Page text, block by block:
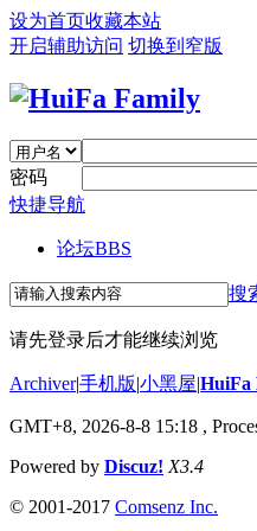
设为首页收藏本站
开启辅助访问 切换到窄版
密码
快捷导航
论坛BBS
搜
请先登录后才能继续浏览
Archiver|手机版|小黑屋|HuiFa
GMT+8, 2026-8-8 15:18 ,
Powered by Discuz! X3.4
© 2001-2017 Comsenz Inc.